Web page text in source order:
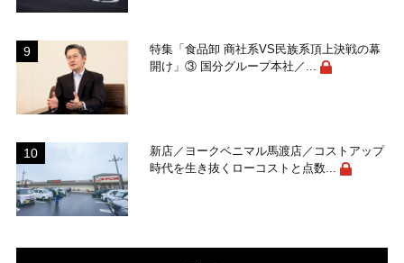
特集「食品卸 商社系VS民族系頂上決戦の幕
開け」③ 国分グループ本社／...
新店／ヨークベニマル馬渡店／コストアップ
時代を生き抜くローコストと点数...